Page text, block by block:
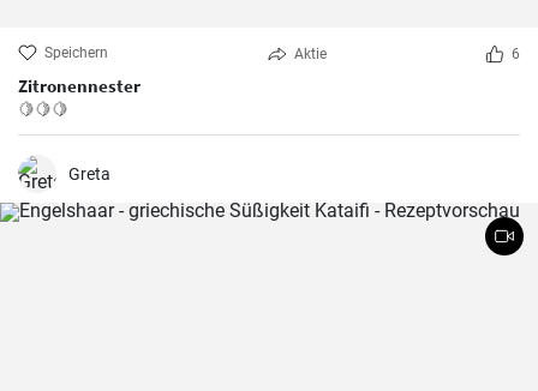
Speichern Aktie 6
Zitronennester
🍋🍋🍋
Greta